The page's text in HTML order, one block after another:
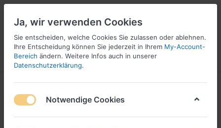
Menü Anmelden Wunschliste
1
Ja, wir verwenden Cookies
Sie entscheiden, welche Cookies Sie zulassen oder ablehnen.
Ihre Entscheidung können Sie jederzeit in Ihrem My-Account-
Bereich ändern. Weitere Infos auch in unserer
Datenschutzerklärung.
Notwendige Cookies